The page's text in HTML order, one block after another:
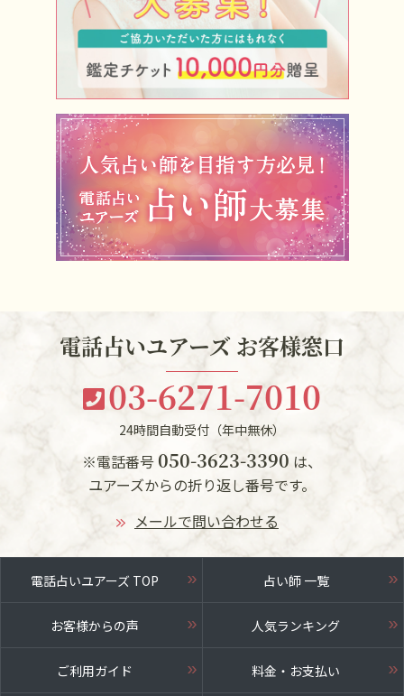
電話占いユアーズ お客様窓口
03-6271-7010
24時間自動受付（年中無休）
※電話番号 050-3623-3390 は、
ユアーズからの折り返し番号です。
メールで問い合わせる
電話占いユアーズ TOP 占い師 一覧
お客様からの声 人気ランキング
ご利用ガイド 料金・お支払い